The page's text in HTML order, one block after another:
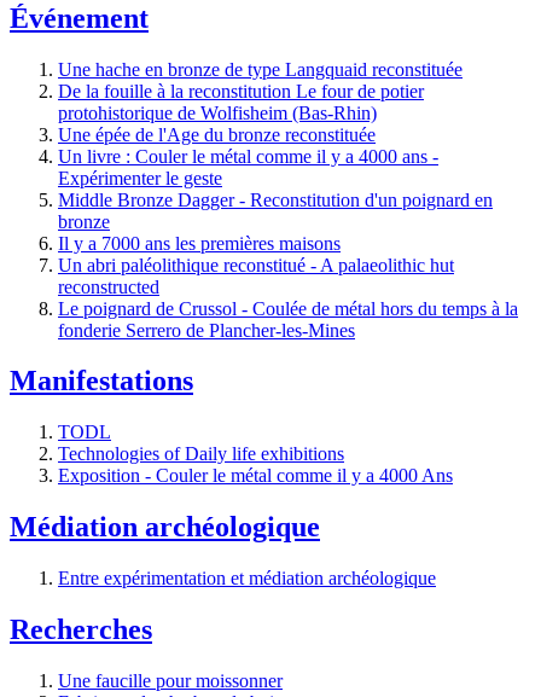
Événement
Une hache en bronze de type Langquaid reconstituée
De la fouille à la reconstitution Le four de potier
protohistorique de Wolfisheim (Bas-Rhin)
Une épée de l'Age du bronze reconstituée
Un livre : Couler le métal comme il y a 4000 ans -
Expérimenter le geste
Middle Bronze Dagger - Reconstitution d'un poignard en
bronze
Il y a 7000 ans les premières maisons
Un abri paléolithique reconstitué - A palaeolithic hut
reconstructed
Le poignard de Crussol - Coulée de métal hors du temps à la
fonderie Serrero de Plancher-les-Mines
Manifestations
TODL
Technologies of Daily life exhibitions
Exposition - Couler le métal comme il y a 4000 Ans
Médiation archéologique
Entre expérimentation et médiation archéologique
Recherches
Une faucille pour moissonner